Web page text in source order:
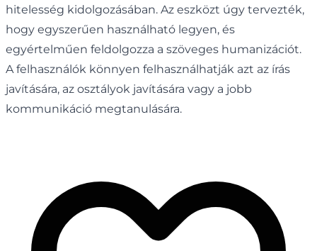
hitelesség kidolgozásában. Az eszközt úgy tervezték,
hogy egyszerűen használható legyen, és
egyértelműen feldolgozza a szöveges humanizációt.
A felhasználók könnyen felhasználhatják azt az írás
javítására, az osztályok javítására vagy a jobb
kommunikáció megtanulására.